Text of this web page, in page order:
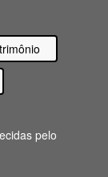
pelo